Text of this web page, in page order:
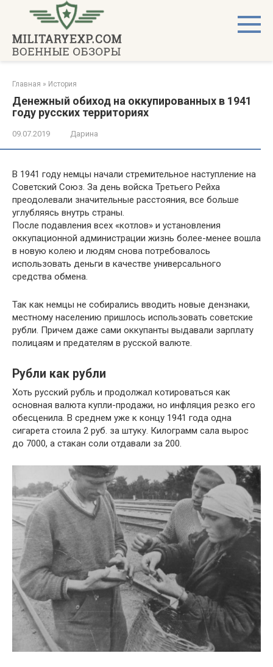
контенту
Главная » История
Денежный обиход на оккупированных в 1941
году русских территориях
09.07.2019 Дарина
В 1941 году немцы начали стремительное наступление на
Советский Союз. За день войска Третьего Рейха
преодолевали значительные расстояния, все больше
углубляясь внутрь страны.
После подавления всех «котлов» и установления
оккупационной администрации жизнь более-менее вошла
в новую колею и людям снова потребовалось
использовать деньги в качестве универсального
средства обмена.
Так как немцы не собирались вводить новые дензнаки,
местному населению пришлось использовать советские
рубли. Причем даже сами оккупанты выдавали зарплату
полицаям и предателям в русской валюте.
Рубли как рубли
Хоть русский рубль и продолжал котироваться как
основная валюта купли-продажи, но инфляция резко его
обесценила. В среднем уже к концу 1941 года одна
сигарета стоила 2 руб. за штуку. Килограмм сала вырос
до 7000, а стакан соли отдавали за 200.